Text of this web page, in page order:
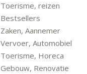
Toerisme, reizen
Bestsellers
Zaken, Aannemer
Vervoer, Automobiel
Toerisme, Horeca
Gebouw, Renovatie